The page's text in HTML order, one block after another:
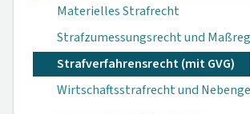
Materielles Strafrecht
Strafzumessungsrecht und
Strafverfahrensrecht (mit GVG)
Wirtschaftsstrafrecht und